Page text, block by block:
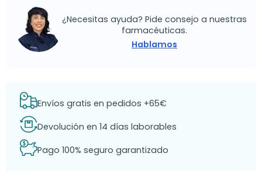
¿Necesitas ayuda? Pide consejo a nuestras
farmacéuticas.
Hablamos
Envíos gratis en pedidos +65€
Devolución en 14 días laborables
Pago 100% seguro garantizado